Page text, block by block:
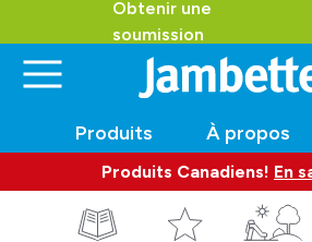
Obtenir une
soumission
Produits À propos
Produits Canadiens! En